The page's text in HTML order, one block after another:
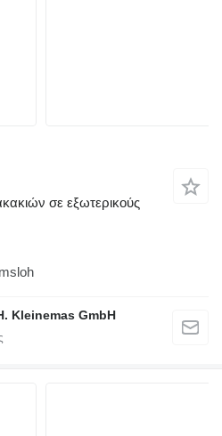
σε εξωτερικούς
Kleinemas GmbH